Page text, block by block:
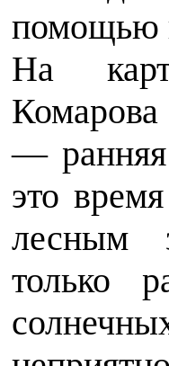
помощью
На
— ранняя
это
лесным
только